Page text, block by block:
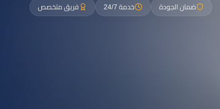
ضمان الجودة خدمة 24/7 فريق متخصص